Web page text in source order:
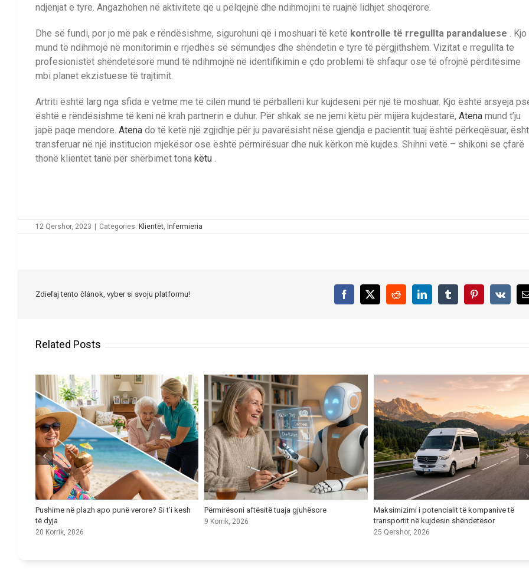
ndjenjat e tyre. Angazhohen në aktivitete që u pëlqejnë dhe ndihmojini të ruajnë lidhjet shoqërore.
Dhe së fundi, por jo më pak e rëndësishme, sigurohuni që i moshuari të ketë kontrolle të rregullta parandaluese . Kjo
mund të ndihmojë në monitorimin e rrjedhës së sëmundjes dhe shëndetin e tyre të përgjithshëm. Vizitat e rregullta te
profesionistët shëndetësorë mund të ndihmojnë në identifikimin e çdo problemi të shfaqur ose të ofrojnë përditësime
mbi planet ekzistuese të trajtimit.
Artriti është larg nga sfida e vetme me të cilën mund të përballeni kur kujdeseni për një të moshuar. Kjo është arsyeja
është e rëndësishme të keni në krah partnerin e duhur. Për shkak se ne jemi këtu për mijëra kujdestarë, Atena mund t’ju
japë paqe mendore. Atena do të ketë një zgjidhje për ju pavarësisht nëse gjendja e pacientit tuaj është përkeqësuar,
transferuar në një institucion mjekësor ose është përmirësuar dhe nuk kërkon më kujdes. Shihni vetë – shikoni se çfarë
thonë klientët tanë për shërbimet tona këtu .
12 Qershor, 2023 Categories: Klientët, Infermieria
Zdieľaj tento článok, vyber si svoju platformu! Facebook
X RedditLinkedInTumblrPinterest
Vk
Related Posts
Pushime në plazh apo punë verore? Si t’i kesh
të dyja
20 Korrik, 2026
Përmirësoni aftësitë tuaja gjuhësore
9 Korrik, 2026
Maksimizimi i potencialit të kompanive të
transportit në kujdesin shëndetësor
25 Qershor, 2026